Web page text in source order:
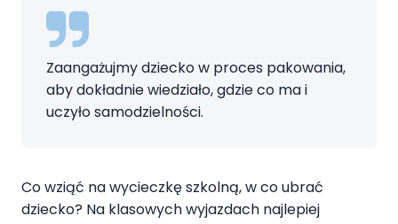
Zaangażujmy dziecko w proces pakowania,
aby dokładnie wiedziało, gdzie co ma i
uczyło samodzielności.
Co wziąć na wycieczkę szkolną, w co ubrać
dziecko? Na klasowych wyjazdach najlepiej